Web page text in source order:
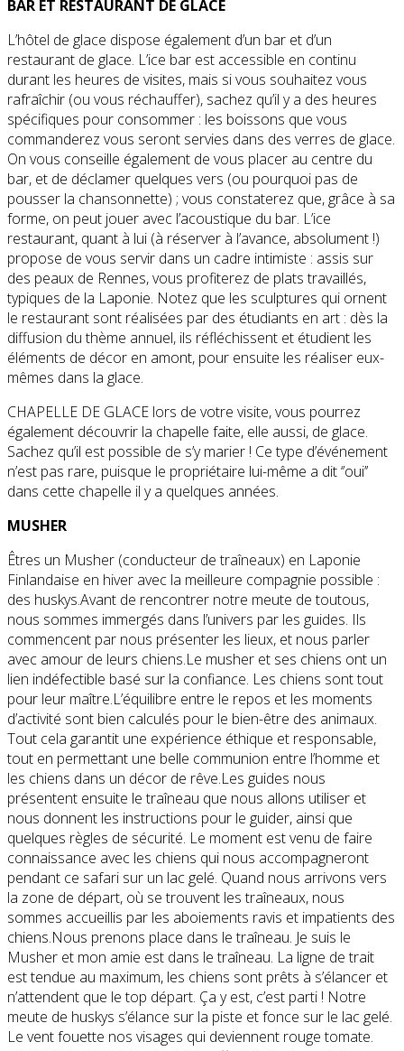
BAR ET RESTAURANT DE GLACE
L’hôtel de glace dispose également d’un bar et d’un
restaurant de glace. L’ice bar est accessible en continu
durant les heures de visites, mais si vous souhaitez vous
rafraîchir (ou vous réchauffer), sachez qu’il y a des heures
spécifiques pour consommer : les boissons que vous
commanderez vous seront servies dans des verres de glace.
On vous conseille également de vous placer au centre du
bar, et de déclamer quelques vers (ou pourquoi pas de
pousser la chansonnette) ; vous constaterez que, grâce à sa
forme, on peut jouer avec l’acoustique du bar. L’ice
restaurant, quant à lui (à réserver à l’avance, absolument !)
propose de vous servir dans un cadre intimiste : assis sur
des peaux de Rennes, vous profiterez de plats travaillés,
typiques de la Laponie. Notez que les sculptures qui ornent
le restaurant sont réalisées par des étudiants en art : dès la
diffusion du thème annuel, ils réfléchissent et étudient les
éléments de décor en amont, pour ensuite les réaliser eux-
mêmes dans la glace.
CHAPELLE DE GLACE lors de votre visite, vous pourrez
également découvrir la chapelle faite, elle aussi, de glace.
Sachez qu’il est possible de s’y marier ! Ce type d’événement
n’est pas rare, puisque le propriétaire lui-même a dit ‘’oui’’
dans cette chapelle il y a quelques années.
MUSHER
Êtres un Musher (conducteur de traîneaux) en Laponie
Finlandaise en hiver avec la meilleure compagnie possible :
des huskys.Avant de rencontrer notre meute de toutous,
nous sommes immergés dans l’univers par les guides. Ils
commencent par nous présenter les lieux, et nous parler
avec amour de leurs chiens.Le musher et ses chiens ont un
lien indéfectible basé sur la confiance. Les chiens sont tout
pour leur maître.L’équilibre entre le repos et les moments
d’activité sont bien calculés pour le bien-être des animaux.
Tout cela garantit une expérience éthique et responsable,
tout en permettant une belle communion entre l’homme et
les chiens dans un décor de rêve.Les guides nous
présentent ensuite le traîneau que nous allons utiliser et
nous donnent les instructions pour le guider, ainsi que
quelques règles de sécurité. Le moment est venu de faire
connaissance avec les chiens qui nous accompagneront
pendant ce safari sur un lac gelé. Quand nous arrivons vers
la zone de départ, où se trouvent les traîneaux, nous
sommes accueillis par les aboiements ravis et impatients des
chiens.Nous prenons place dans le traîneau. Je suis le
Musher et mon amie est dans le traîneau. La ligne de trait
est tendue au maximum, les chiens sont prêts à s’élancer et
n’attendent que le top départ. Ça y est, c’est parti ! Notre
meute de huskys s’élance sur la piste et fonce sur le lac gelé.
Le vent fouette nos visages qui deviennent rouge tomate.